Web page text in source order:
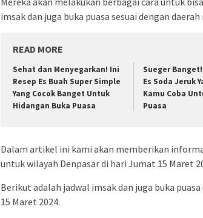
imsak dan juga buka puasa sesuai dengan
READ MORE
Sehat dan Menyegarkan! Ini
Resep Es Buah Super Simple
Yang Cocok Banget Untuk
Hidangan Buka Puasa
Sueger
Es Soda Jeruk
Kamu Coba
Puasa
Dalam artikel ini kami akan memberikan
untuk wilayah Denpasar di hari Jumat 15 Maret
Berikut adalah jadwal imsak dan juga buka
15 Maret 2024.